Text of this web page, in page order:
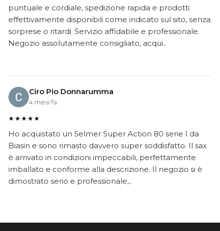
puntuale e cordiale, spedizione rapida e prodotti
effettivamente disponibili come indicato sul sito, senza
sorprese o ritardi. Servizio affidabile e professionale.
Negozio assolutamente consigliato, acqui..
Ciro Pio Donnarumma
4 mesi fa
★★★★★
Ho acquistato un Selmer Super Action 80 serie I da
Biasin e sono rimasto davvero super soddisfatto. Il sax
è arrivato in condizioni impeccabili, perfettamente
imballato e conforme alla descrizione. Il negozio si è
dimostrato serio e professionale,..